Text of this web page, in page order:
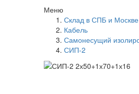
Меню
Склад в СПБ и Москве
Кабель
Самонесущий
СИП-2